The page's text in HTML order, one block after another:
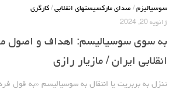
اتحاد مارکسیست ها
انترناسیونالیسم
خانه
سوسیالیزم / صدای مارکسیستهای انقلابی / کارگری
ژانویه 20, 2024
به سوی سوسیالیسم: اهداف و اصول
انقلابی ایران / مازیار رازی
تنزل به بربریت یا انتقال به سوسیالیسم «به قول